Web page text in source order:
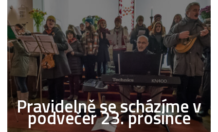
Pravidelně se scházíme v
podvečer 23. prosince